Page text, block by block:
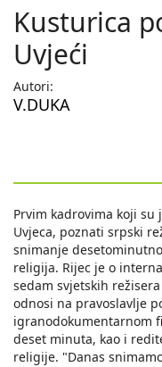
Kusturica
Uvjeći
Autori:
V.DUKA
Prvim kadrovima koji
Uvjeca, poznati srpski
snimanje
religija. Rijec je o
sedam svjetskih
odnosi na pravoslavlje
igranodokumentarnom
deset minuta, kao i
religije. "Danas